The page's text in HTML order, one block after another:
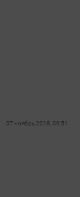
07 ноябрь 2018, 09:51